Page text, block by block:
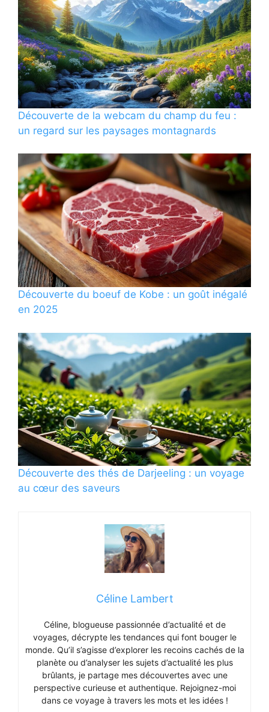
Découverte de la webcam du champ du feu :
un regard sur les paysages montagnards
Découverte du boeuf de Kobe : un goût inégalé
en 2025
Découverte des thés de Darjeeling : un voyage
au cœur des saveurs
Céline Lambert
Céline, blogueuse passionnée d’actualité et de
voyages, décrypte les tendances qui font bouger le
monde. Qu’il s’agisse d’explorer les recoins cachés de la
planète ou d’analyser les sujets d’actualité les plus
brûlants, je partage mes découvertes avec une
perspective curieuse et authentique. Rejoignez-moi
dans ce voyage à travers les mots et les idées !